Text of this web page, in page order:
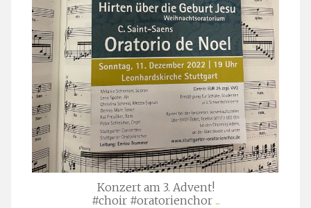
Konzert am 3. Advent!
#choir #oratorienchor ...